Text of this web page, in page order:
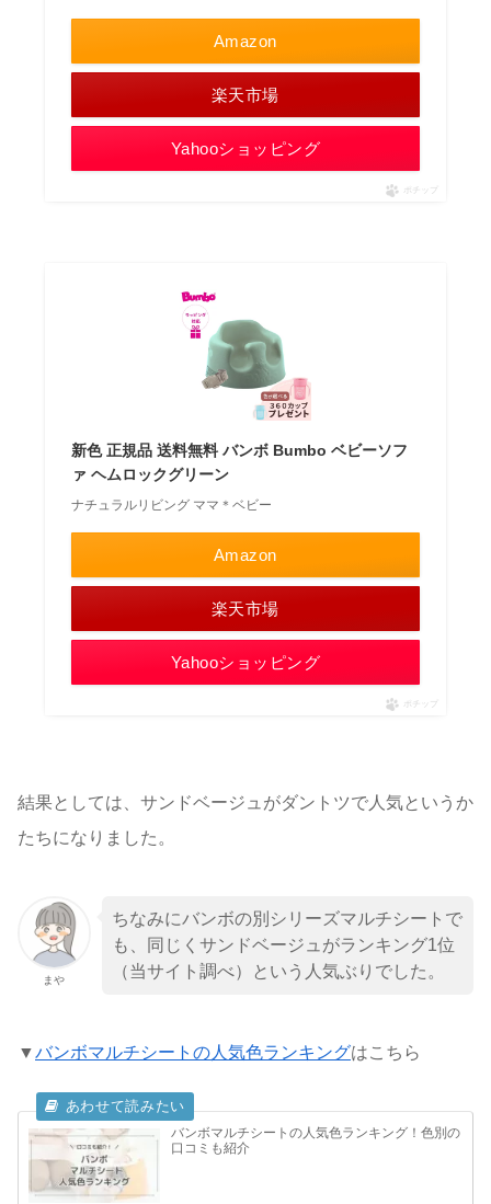
Amazon
楽天市場
Yahooショッピング
ポチップ
新色 正規品 送料無料 バンボ Bumbo ベビーソフ
ァ ヘムロックグリーン
ナチュラルリビング ママ＊ベビー
Amazon
楽天市場
Yahooショッピング
ポチップ
結果としては、サンドベージュがダントツで人気というか
たちになりました。
まや
ちなみにバンボの別シリーズマルチシートで
も、同じくサンドベージュがランキング1位
（当サイト調べ）という人気ぶりでした。
▼バンボマルチシートの人気色ランキングはこちら
バンボマルチシートの人気色ランキング！色別の
口コミも紹介